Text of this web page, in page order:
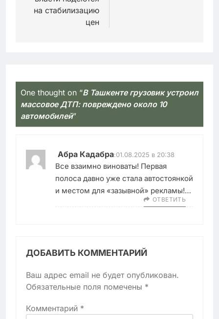
на стабилизацию
цен
One thought on “В Ташкенте грузовик устроил
массовое ДТП: повреждено около 10
автомобилей”
Абра Кадабра:01.08.2025 в 20:38
Все взаимно виноваты! Первая
полоса давно уже стала автостоянкой
и местом для «зазывной» рекламы!…
ОТВЕТИТЬ
ДОБАВИТЬ КОММЕНТАРИЙ
Ваш адрес email не будет опубликован.
Обязательные поля помечены *
Комментарий *